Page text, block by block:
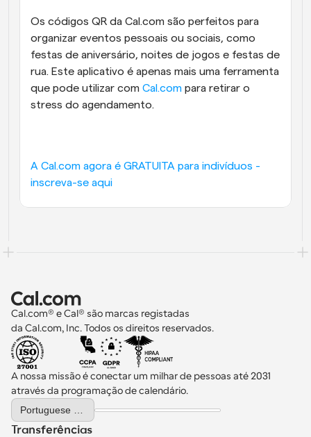
Os códigos QR da Cal.com são perfeitos para
organizar eventos pessoais ou sociais, como
festas de aniversário, noites de jogos e festas de
rua. Este aplicativo é apenas mais uma ferramenta
que pode utilizar com Cal.com para retirar o
stress do agendamento.
A Cal.com agora é GRATUITA para indivíduos -
inscreva-se aqui
Cal.com® e Cal® são marcas registadas
da Cal.com, Inc. Todos os direitos reservados.
A nossa missão é conectar um milhar de pessoas até 2031
através da programação de calendário.
Select Language
Transferências